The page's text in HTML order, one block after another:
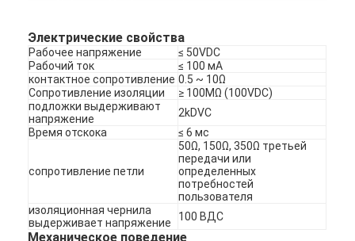
Защитная пленка и бумажная упаковка
Электрические свойства
Рабочее напряжение
≤ 50VDC
Рабочий ток
≤ 100 мА
контактное сопротивление 0.5 ~ 10Ω
Сопротивление изоляции
≥ 100MΩ (100VDC)
подложки выдерживают
напряжение
2kDVC
Время отскока
≤ 6 мс
сопротивление петли
50Ω, 150Ω, 350Ω третьей
передачи или
определенных
потребностей
пользователя
изоляционная чернила
выдерживает напряжение
100 ВДС
Механическое поведение